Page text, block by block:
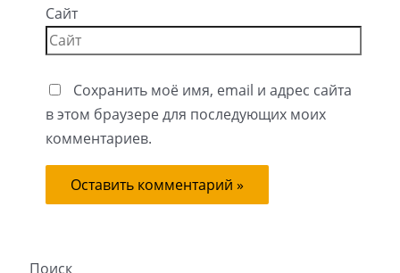
Сайт
Сохранить моё имя, email и адрес сайта
в этом браузере для последующих моих
комментариев.
Поиск